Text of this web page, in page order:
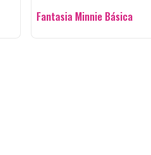
Fantasia Minnie Básica